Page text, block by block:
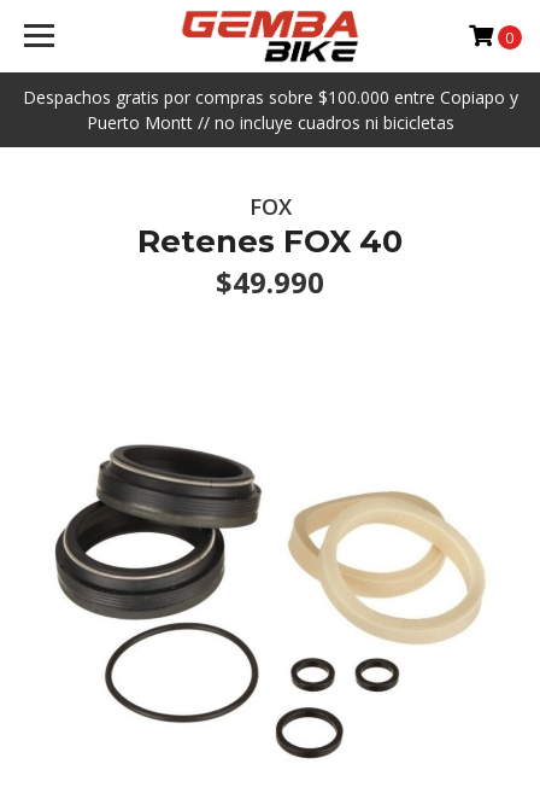
Despachos gratis por compras sobre $100.000 entre Copiapo y
Puerto Montt // no incluye cuadros ni bicicletas
0
FOX
Retenes FOX 40
$49.990